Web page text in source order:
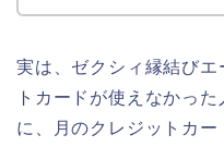
実は、ゼクシィ縁結び
トカードが使えなかっ
に、月のクレジットカ